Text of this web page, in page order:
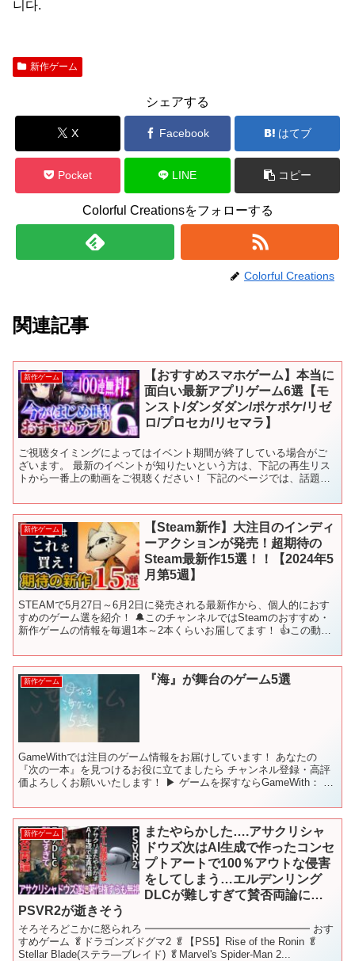
니다.
新作ゲーム
シェアする
X Facebook はてブ
Pocket LINE コピー
Colorful Creationsをフォローする
Colorful Creations
関連記事
新作ゲーム
【おすすめスマホゲーム】本当に
面白い最新アプリゲーム6選【モ
ンスト/ダンダダン/ポケポケ/リゼ
ロ/プロセカ/リセマラ】
ご視聴タイミングによってはイベント期間が終了している場合がご
ざいます。 最新のイベントが知りたいという方は、下記の再生リス
トから一番上の動画をご視聴ください！ 下記のページでは、話題の
新作ゲーム
【Steam新作】大注目のインディ
ーアクションが発売！超期待の
Steam最新作15選！！【2024年5
月第5週】
STEAMで5月27日～6月2日に発売される最新作から、個人的におす
すめのゲーム選を紹介！ 🔔このチャンネルではSteamのおすすめ・
新作ゲームの情報を毎週1本～2本くらいお届してます！ 👍この動画
新作ゲーム 『海』が舞台のゲーム5選
GameWithでは注目のゲーム情報をお届けしています！ あなたの
『次の一本』を見つけるお役に立てましたら チャンネル登録・高評
価よろしくお願いいたします！ ▶ ゲームを探すならGameWith： ※
新作ゲーム
またやらかした….アサクリシャ
ドウズ次はAI生成で作ったコンセ
プトアートで100％アウトな侵害
をしてしまう…エルデンリング
DLCが難しすぎて賛否両論に…
PSVR2が逝きそう
そろそろどこかに怒られろ ━━━━━━━━━━━━━━━━ おす
すめゲーム 🥬ドラゴンズドグマ2 🥬【PS5】Rise of the Ronin 🥬
Stellar Blade(ステラ―ブレイド) 🥬Marvel's Spider-Man 2...